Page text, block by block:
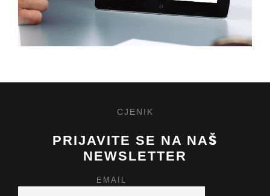
CJENIK
PRIJAVITE SE NA NAŠ
NEWSLETTER
EMAIL